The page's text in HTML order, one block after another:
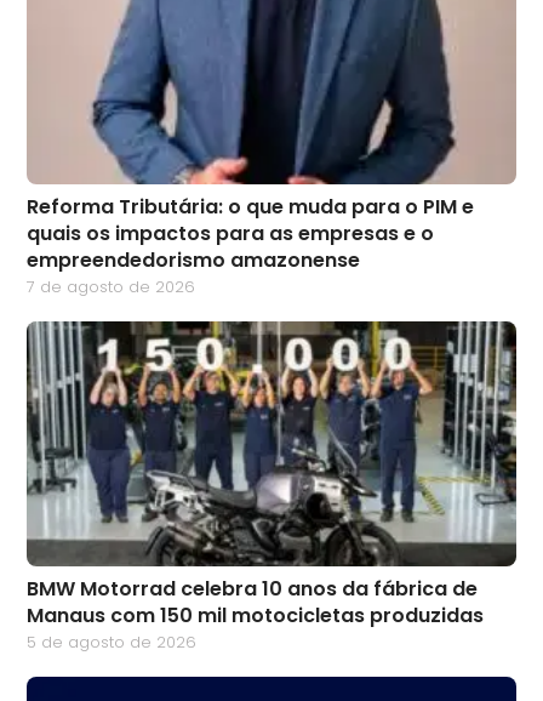
Reforma Tributária: o que muda para o PIM e
quais os impactos para as empresas e o
empreendedorismo amazonense
7 de agosto de 2026
BMW Motorrad celebra 10 anos da fábrica de
Manaus com 150 mil motocicletas produzidas
5 de agosto de 2026